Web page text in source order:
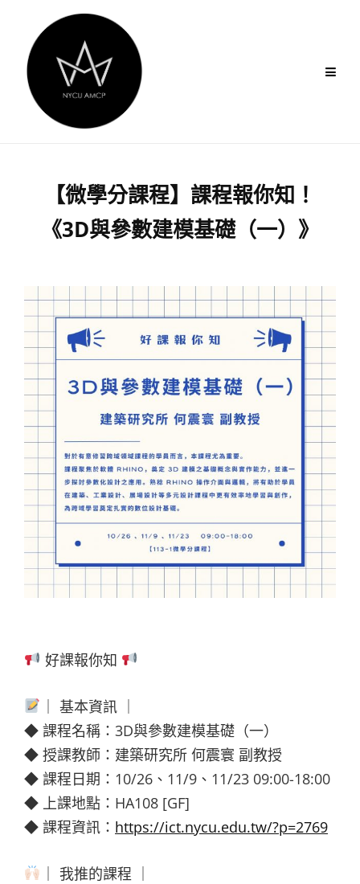
content
【微學分課程】課程報你知！
《3D與參數建模基礎（一）》
好課報你知
｜ 基本資訊 ｜
◆ 課程名稱：3D與參數建模基礎（一）
◆ 授課教師：建築研究所 何震寰 副教授
◆ 課程日期：10/26、11/9、11/23 09:00-18:00
◆ 上課地點：HA108 [GF]
◆ 課程資訊： https://ict.nycu.edu.tw/?p=2769
｜ 我推的課程 ｜